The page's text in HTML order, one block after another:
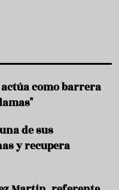
como barrera
de sus
y recupera